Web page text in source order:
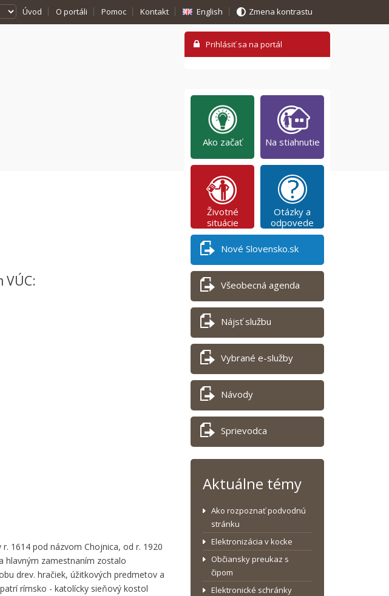
Úvod O portáli Pomoc Kontakt English Zmena kontrastu
VÚC:
1614 pod názvom Chojnica, od r. 1920
hlavným zamestnaním zostalo
drev. hračiek, úžitkových predmetov a
rímsko - katolícky sieňový kostol
Ako začať Na stiahnutie
Životné
situácie
Otázky a
odpovede
Nové Slovensko.sk
Všeobecná agenda
Nájsť službu
Vybrané e-služby
Návody
Sprievodca
Aktuálne témy
Ako rozpoznať podvodnú
stránku
Elektronizácia v kocke
Občiansky preukaz s
čipom
Elektronické schránky